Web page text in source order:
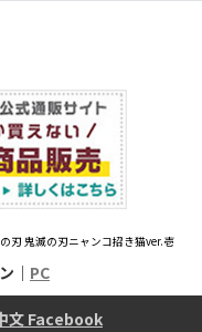
刃 鬼滅の刃ニャンコ招き猫ver.壱
｜ PC
文 Facebook